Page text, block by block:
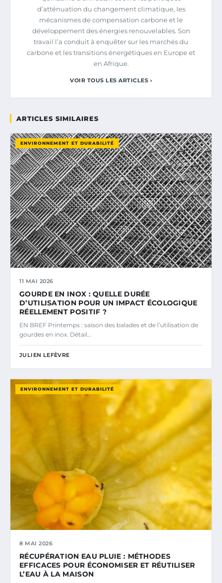
d’atténuation du changement climatique, les
mécanismes de compensation carbone et le
développement des énergies renouvelables. Son
travail l’a conduit à enquêter sur les marchés du
carbone et les transitions énergétiques en Europe et
en Afrique.
VOIR TOUS LES ARTICLES ›
ARTICLES SIMILAIRES
ENVIRONNEMENT ET DURABILITÉ
11 MAI 2026
GOURDE EN INOX : QUELLE DURÉE
D’UTILISATION POUR UN IMPACT ÉCOLOGIQUE
RÉELLEMENT POSITIF ?
EN BREF Printemps : saison des balades et de l’utilisation de
gourdes en inox. Détail…
JULIEN LEFÈVRE
ENVIRONNEMENT ET DURABILITÉ
8 MAI 2026
RÉCUPÉRATION EAU PLUIE : MÉTHODES
EFFICACES POUR ÉCONOMISER ET RÉUTILISER
L’EAU À LA MAISON